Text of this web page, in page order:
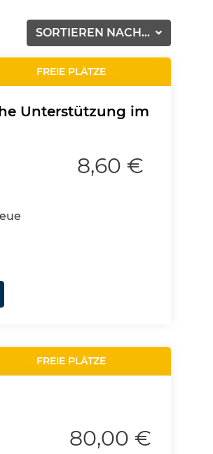
SORTIEREN NACH...
FREIE PLÄTZE
Unterstützung im
8,60 €
FREIE PLÄTZE
80,00 €